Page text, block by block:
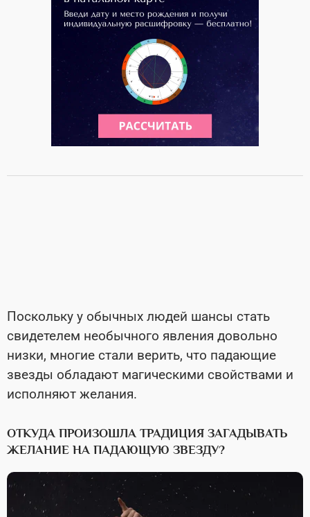
Поскольку у обычных людей шансы стать
свидетелем необычного явления довольно
низки, многие стали верить, что падающие
звезды обладают магическими свойствами и
исполняют желания.
ОТКУДА ПРОИЗОШЛА ТРАДИЦИЯ ЗАГАДЫВАТЬ
ЖЕЛАНИЕ НА ПАДАЮЩУЮ ЗВЕЗДУ?